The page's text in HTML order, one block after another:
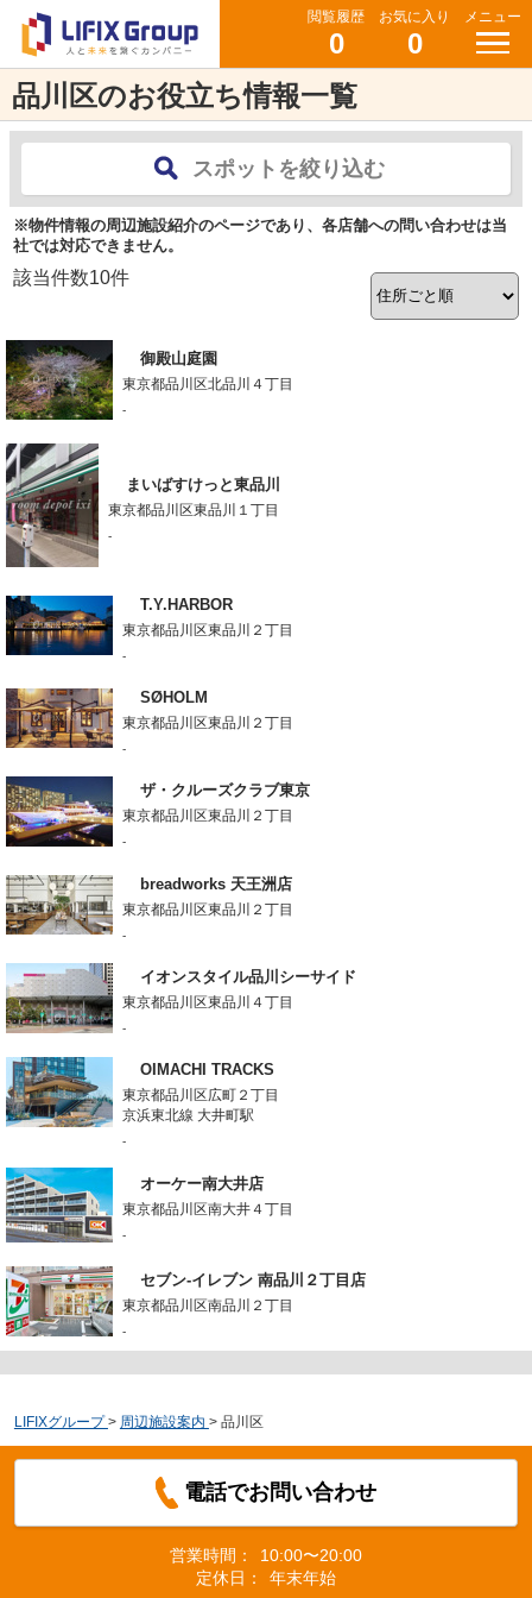
閲覧履歴
0
お気に入り
0
メニュー
品川区のお役立ち情報一覧
スポットを絞り込む
※物件情報の周辺施設紹介のページであり、各店舗への問い合わせは当
社では対応できません。
該当件数10件
御殿山庭園
東京都品川区北品川４丁目
-
まいばすけっと東品川
東京都品川区東品川１丁目
-
T.Y.HARBOR
東京都品川区東品川２丁目
-
SØHOLM
東京都品川区東品川２丁目
-
ザ・クルーズクラブ東京
東京都品川区東品川２丁目
-
breadworks 天王洲店
東京都品川区東品川２丁目
-
イオンスタイル品川シーサイド
東京都品川区東品川４丁目
-
OIMACHI TRACKS
東京都品川区広町２丁目
京浜東北線 大井町駅
-
オーケー南大井店
東京都品川区南大井４丁目
-
セブン-イレブン 南品川２丁目店
東京都品川区南品川２丁目
-
LIFIXグループ > 周辺施設案内 > 品川区
電話でお問い合わせ
営業時間：
10:00〜20:00
定休日：
年末年始